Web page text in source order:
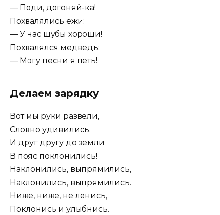
— Поди, догоняй-ка!
Похвалялись ежи:
— У нас шубы хороши!
Похвалялся медведь:
— Могу песни я петь!
Делаем зарядку
Вот мы руки развели,
Словно удивились.
И друг другу до земли
В пояс поклонились!
Наклонились, выпрямились,
Наклонились, выпрямились.
Ниже, ниже, не ленись,
Поклонись и улыбнись.